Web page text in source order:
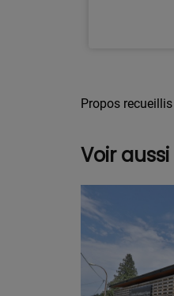
Propos
Voir aussi